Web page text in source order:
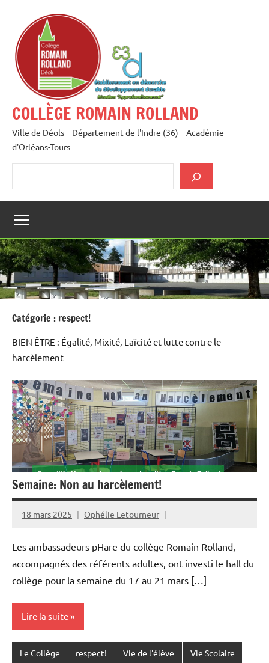
contenu
COLLÈGE ROMAIN ROLLAND
Ville de Déols – Département de l'Indre (36) – Académie
d'Orléans-Tours
Catégorie : respect!
BIEN ÊTRE : Égalité, Mixité, Laïcité et lutte contre le
harcèlement
Semaine: Non au harcèlement!
18 mars 2025 Ophélie Letourneur
Les ambassadeurs pHare du collège Romain Rolland,
accompagnés des référents adultes, ont investi le hall du
collège pour la semaine du 17 au 21 mars […]
Lire la suite
Le Collège respect! Vie de l'élève Vie Scolaire